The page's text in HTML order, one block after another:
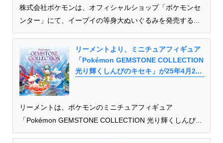
株式会社ポケモンは、オフィシャルショップ「ポケモンセ
ンター」にて、イーブイの等身大ぬいぐるみを発売する...
リーメントより、ミニチュアフィギュア
「Pokémon GEMSTONE COLLECTION
光り輝くしんぴのキセキ」が25年4月2...
リーメントは、ポケモンのミニチュアフィギュア
「Pokémon GEMSTONE COLLECTION 光り輝くしんぴ...